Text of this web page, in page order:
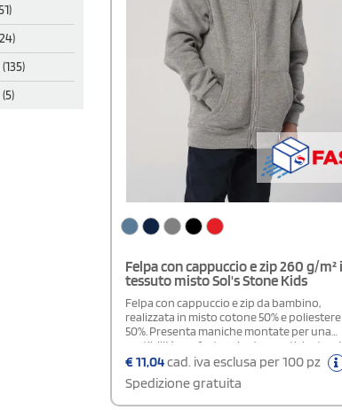
Felpa con cappuccio e zip 260 g/m²
tessuto misto Sol's Stone Kids
Felpa con cappuccio e zip da bambino,
realizzata in misto cotone 50% e poliestere
50%. Presenta maniche montate per una
vestibilità confortevole, due pratiche
a marsupio e cappuccio in tinta
Polsini e fondo sono rifiniti in costina per
garantire maggiore elasticità, stabilità e
comfort durante l’uso quotidiano.TAGLIE:
€11,04cad. iva esclusa per 100 pz
Spedizione gratuita